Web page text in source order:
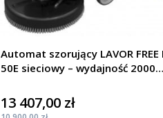
Automat szorujący LAVOR FREE
50E sieciowy – wydajność 2000
Cena
13 407,00 zł